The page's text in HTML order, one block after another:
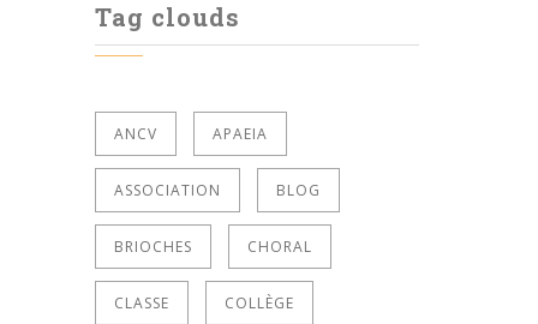
Tag clouds
ANCV APAEIA
ASSOCIATION BLOG
BRIOCHES CHORAL
CLASSE COLLÈGE